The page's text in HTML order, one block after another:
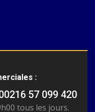
:
57 099 420
tous les jours.